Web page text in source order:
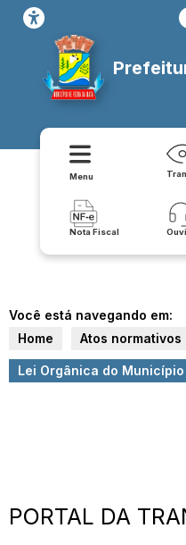
Menu
Nota Fiscal
Você está navegando em:
Home
Atos normativos
Lei Orgânica do Município
PORTAL DA